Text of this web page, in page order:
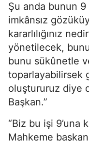
Şu anda bunun 9
imkânsız
kararlılığınız
yönetilecek,
bunu sükûnetle
toparlayabilirsek
oluştururuz diye
Başkan.”
“Biz bu işi 9’una
Mahkeme